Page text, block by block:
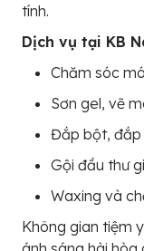
tính.
Dịch vụ tại KB
Chăm sóc
Sơn gel, vẽ
Đắp bột, đắp
Gội đầu thư
Waxing và
Không gian tiệm